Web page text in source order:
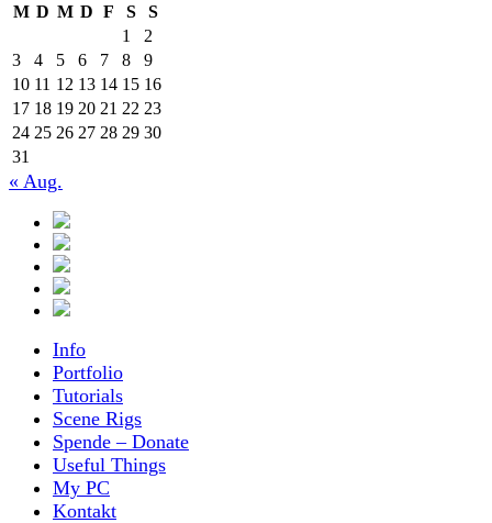
M D M D F S
S
1
2
3
4 5 6 7 8
9
10 11 12 13 14 15 16
17 18 19 20 21 22 23
24 25 26 27 28 29 30
31
« Aug.
Info
Portfolio
Tutorials
Scene Rigs
Spende – Donate
Useful Things
My PC
Kontakt